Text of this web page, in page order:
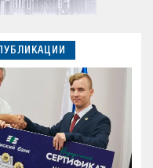
ПУБЛИКАЦИИ